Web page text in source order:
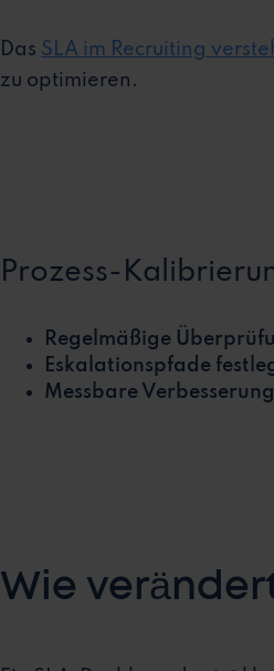
Das SLA im Recruiting
zu optimieren.
Prozess-
Regelmäßige
Eskalationspfade
Messbare
Wie